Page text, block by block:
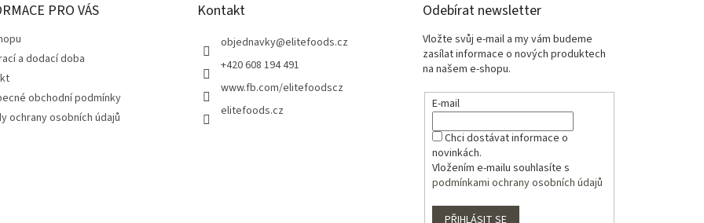
PRO VÁS
a dodací doba
obchodní podmínky
ochrany osobních údajů
Kontakt
objednavky@elitefoods.cz
+420 608 194 491
www.fb.com/elitefoodscz
elitefoods.cz
Odebírat newsletter
Vložte svůj e-mail a my vám budeme
zasílat informace o nových produktech
na našem e-shopu.
E-mail
Chci dostávat informace o
novinkách.
Vložením e-mailu souhlasíte s
podmínkami ochrany osobních údajů